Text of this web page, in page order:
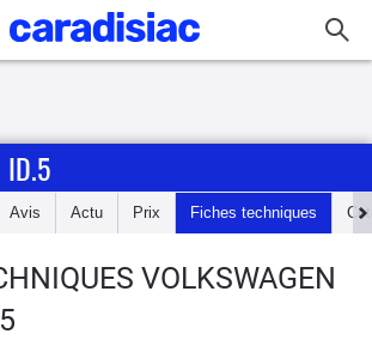
ID.5
Avis Actu Prix Fiches techniques
VOLKSWAGEN